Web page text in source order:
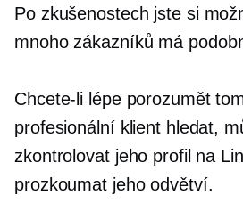
Po zkušenostech jste si
mnoho zákazníků má
Chcete-li lépe porozumět
profesionální klient hledat,
zkontrolovat jeho profil na
prozkoumat jeho odvětví.